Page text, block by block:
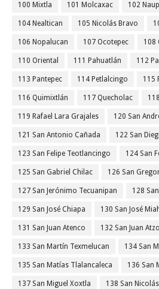
100 Mixtla 101 Molcaxac 102
104 Nealtican 105 Nicolás Bravo
106 Nopalucan 107 Ocotepec 108
110 Oriental 111 Pahuatlán 112
113 Pantepec 114 Petlalcingo 115
116 Quimixtlán 117 Quecholac
119 Rafael Lara Grajales 120 San
121 San Antonio Cañada 122 San
123 San Felipe Teotlancingo 124 San
125 San Gabriel Chilac 126 San
127 San Jerónimo Tecuanipan 128
129 San José Chiapa 130 San José
131 San Juan Atenco 132 San Juan
133 San Martín Texmelucan 134 San
135 San Matías Tlalancaleca 136 San
137 San Miguel Xoxtla 138 San